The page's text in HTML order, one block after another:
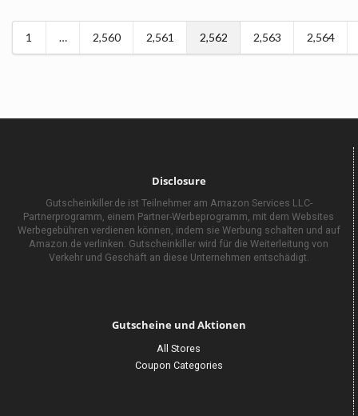
1 … 2,560 2,561 2,562 2,563 2,564
Disclosure
Gutscheinkiller.de ist Teilnehmer am Amazon Services LLC-
Partnerprogramm, einem Partner-Werbeprogramm, mit dem Websites
Werbegebühren verdienen können, indem sie Werbung schalten und auf
Amazon.de verlinken. Gutscheinkiller wird für die Weiterleitung von
Verkehr und Geschäft an diese Unternehmen entschädigt.
Gutscheine und Aktionen
All Stores
Coupon Categories